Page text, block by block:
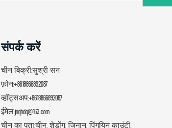
संपर्क करें
चीन बिक्री:सुश्री सन
फ़ोन:+8618866892087
व्हॉट्सअप:+8618866892087
ईमेल:jnqhdq@163.com
चीन का पता:चीन, शेडोंग, जिनान, पिंगयिन काउंटी,